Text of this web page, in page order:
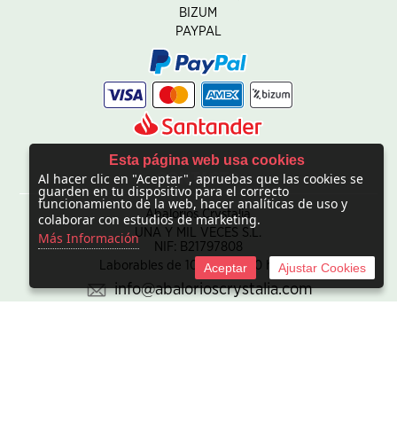
BIZUM
PAYPAL
CONTACTO
Abalorios Crystalia
UNA Y MIL VECES S.L.
NIF: B21797808
Laborables de 10:00 - 20:00 horas
info@abalorioscrystalia.com
Esta página web usa cookies
Al hacer clic en "Aceptar", apruebas que las cookies se
guarden en tu dispositivo para el correcto
funcionamiento de la web, hacer analíticas de uso y
colaborar con estudios de marketing.
Más Información
Aceptar Ajustar Cookies